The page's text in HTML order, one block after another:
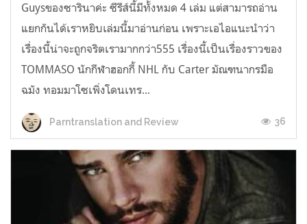
Guysของซารินาค่ะ ซีรีส์นี้มีทั้งหมด 4 เล่ม แต่สามารถอ่าน
แยกกันได้เราหยิบเล่มนี้มาอ่านก่อน เพราะเอไอแนะนำว่า
เรื่องนี้น่าจะถูกจริตเรามากกว่า555 เรื่องนี้เป็นเรื่องราวของ
TOMMASO นักกีฬาฮอกกี้ NHL กับ Carter มัณฑนากรมือ
ฉมัง ทอมมาโซเพิ่งโดนเทร...
Parntranslation and Review 36